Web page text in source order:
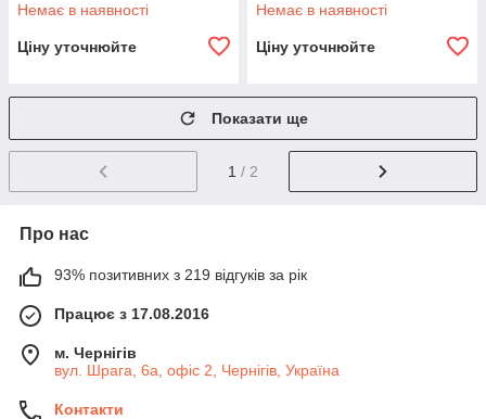
Немає в наявності
Ціну уточнюйте
Немає в наявності
Ціну уточнюйте
Показати ще
1 / 2
Про нас
93% позитивних з 219 відгуків за рік
Працює з 17.08.2016
м. Чернігів
вул. Шрага, 6а, офіс 2, Чернігів, Україна
Контакти